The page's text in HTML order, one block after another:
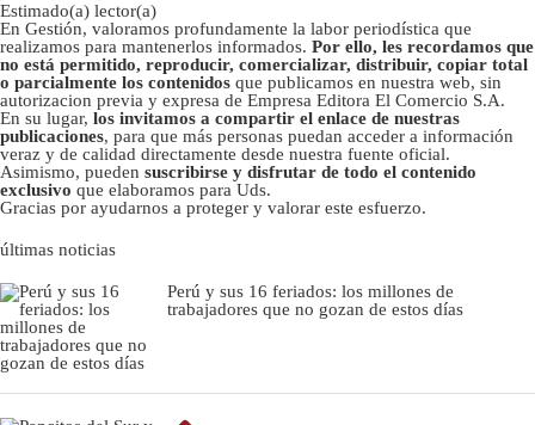
Estimado(a) lector(a)
En Gestión, valoramos profundamente la labor periodística que
realizamos para mantenerlos informados. Por ello, les recordamos que
no está permitido, reproducir, comercializar, distribuir, copiar total
o parcialmente los contenidos que publicamos en nuestra web, sin
autorizacion previa y expresa de Empresa Editora El Comercio S.A.
En su lugar, los invitamos a compartir el enlace de nuestras
publicaciones, para que más personas puedan acceder a información
veraz y de calidad directamente desde nuestra fuente oficial.
Asimismo, pueden suscribirse y disfrutar de todo el contenido
exclusivo que elaboramos para Uds.
Gracias por ayudarnos a proteger y valorar este esfuerzo.
últimas noticias
Perú y sus 16 feriados: los millones de
trabajadores que no gozan de estos días